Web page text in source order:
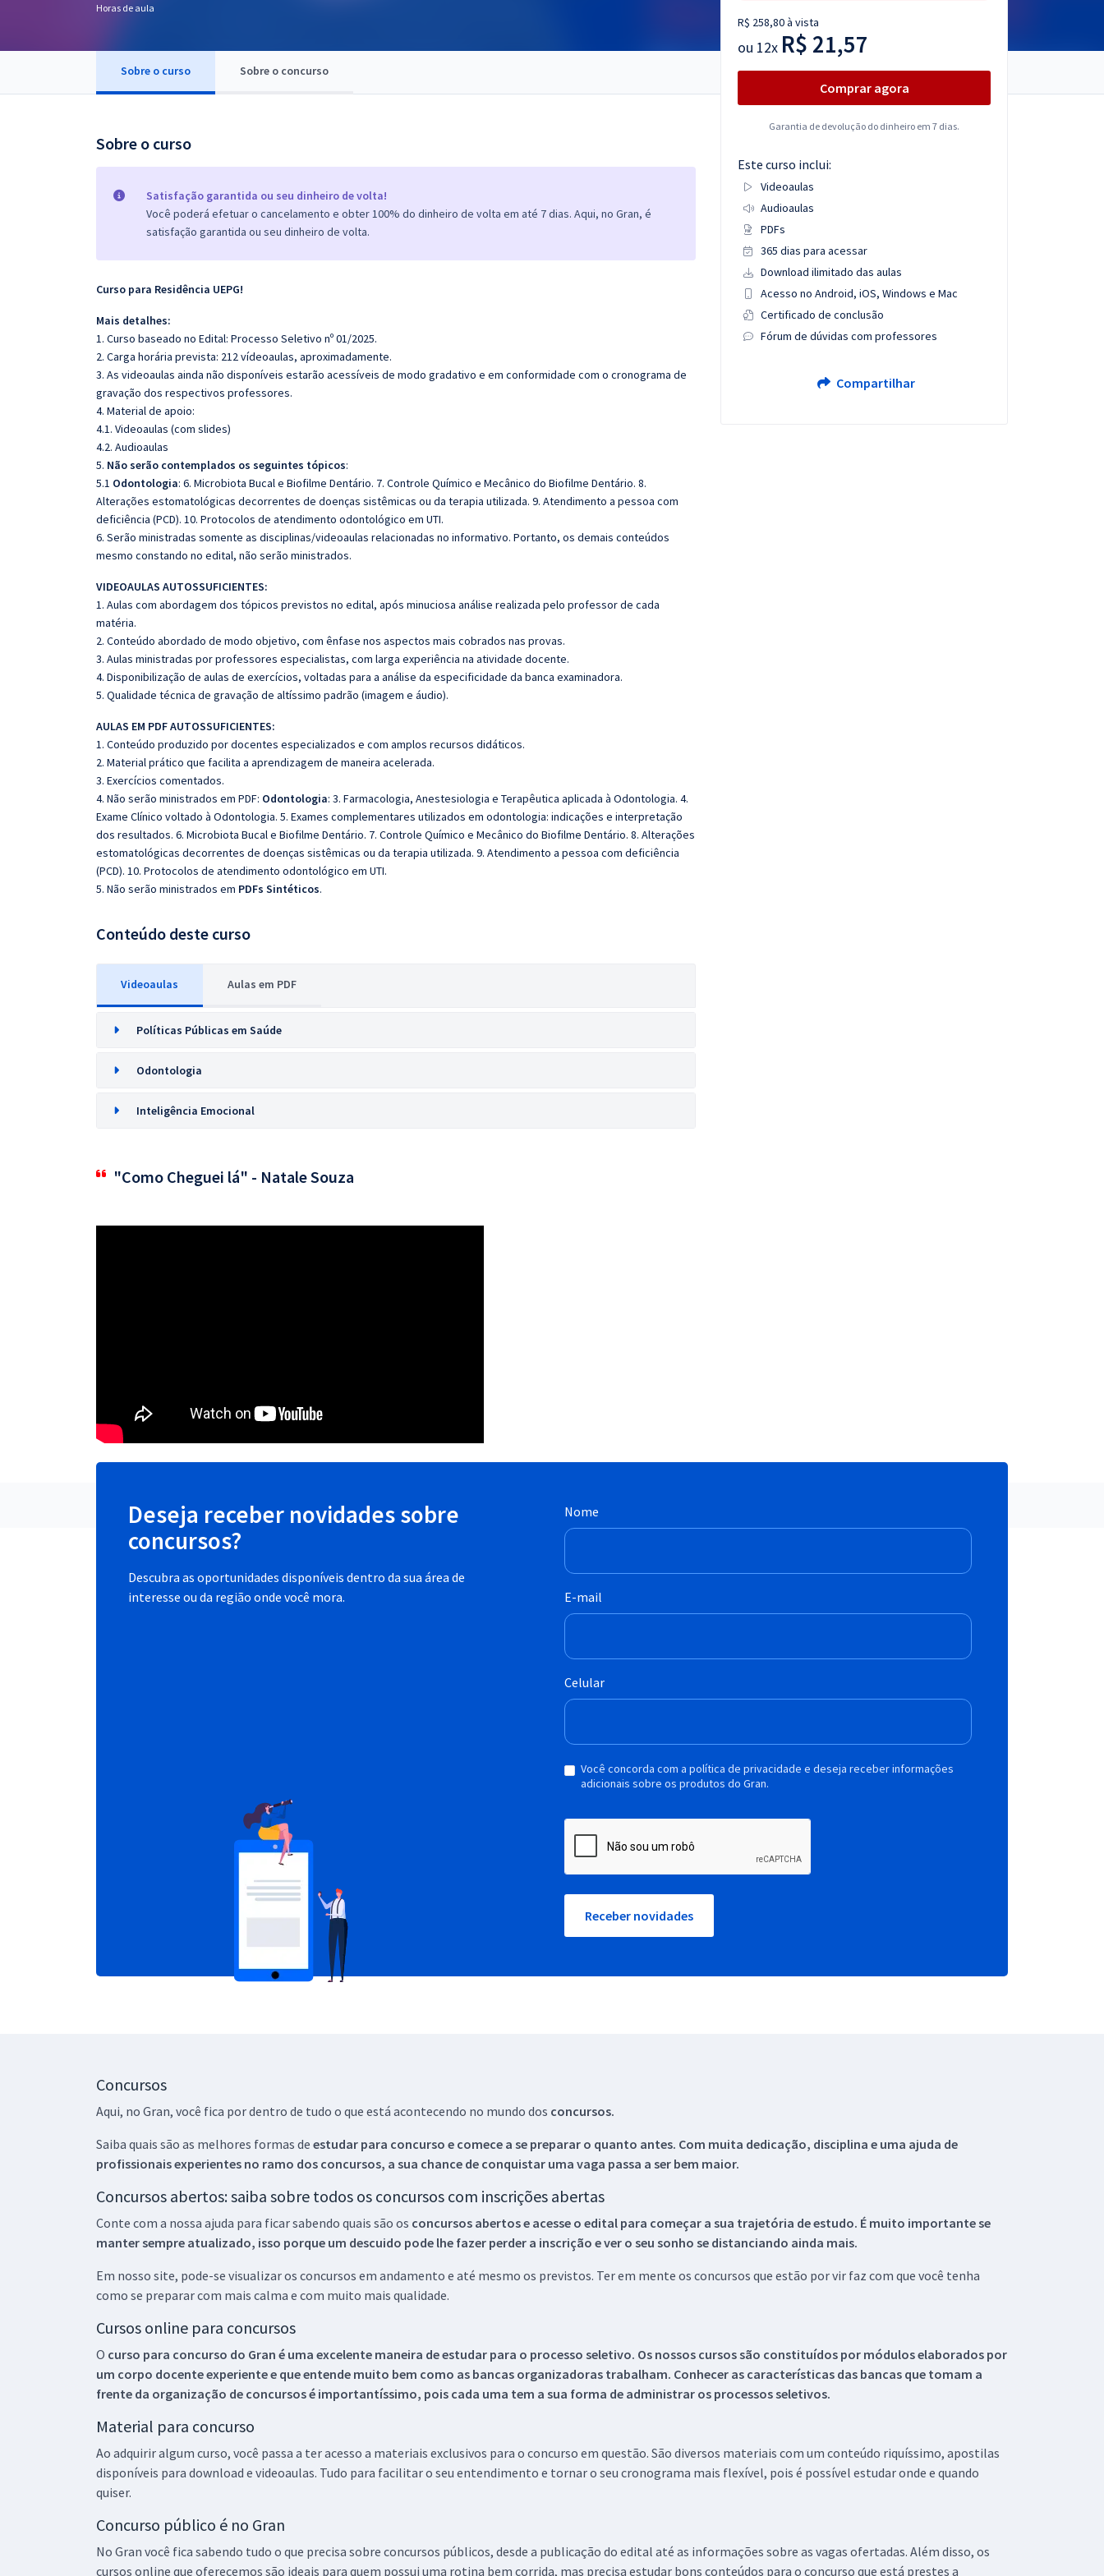
OAB
Questões grátis
Conteúdo gratuito
Horas de aula
Sobre o curso Sobre o concurso
Sobre o curso
Satisfação garantida ou seu dinheiro de volta!
Você poderá efetuar o cancelamento e obter 100% do dinheiro de volta em até 7 dias. Aqui, no Gran, é
satisfação garantida ou seu dinheiro de volta.
Curso para Residência UEPG!
Mais detalhes:
1. Curso baseado no Edital: Processo Seletivo nº 01/2025.
2. Carga horária prevista: 212 vídeoaulas, aproximadamente.
3. As videoaulas ainda não disponíveis estarão acessíveis de modo gradativo e em conformidade com o cronograma de
gravação dos respectivos professores.
4. Material de apoio:
4.1. Videoaulas (com slides)
4.2. Audioaulas
5. Não serão contemplados os seguintes tópicos:
5.1 Odontologia: 6. Microbiota Bucal e Biofilme Dentário. 7. Controle Químico e Mecânico do Biofilme Dentário. 8.
Alterações estomatológicas decorrentes de doenças sistêmicas ou da terapia utilizada. 9. Atendimento a pessoa com
deficiência (PCD). 10. Protocolos de atendimento odontológico em UTI.
6. Serão ministradas somente as disciplinas/videoaulas relacionadas no informativo. Portanto, os demais conteúdos
mesmo constando no edital, não serão ministrados.
VIDEOAULAS AUTOSSUFICIENTES:
1. Aulas com abordagem dos tópicos previstos no edital, após minuciosa análise realizada pelo professor de cada
matéria.
2. Conteúdo abordado de modo objetivo, com ênfase nos aspectos mais cobrados nas provas.
3. Aulas ministradas por professores especialistas, com larga experiência na atividade docente.
4. Disponibilização de aulas de exercícios, voltadas para a análise da especificidade da banca examinadora.
5. Qualidade técnica de gravação de altíssimo padrão (imagem e áudio).
AULAS EM PDF AUTOSSUFICIENTES:
1. Conteúdo produzido por docentes especializados e com amplos recursos didáticos.
2. Material prático que facilita a aprendizagem de maneira acelerada.
3. Exercícios comentados.
4. Não serão ministrados em PDF: Odontologia: 3. Farmacologia, Anestesiologia e Terapêutica aplicada à Odontologia. 4.
Exame Clínico voltado à Odontologia. 5. Exames complementares utilizados em odontologia: indicações e interpretação
dos resultados. 6. Microbiota Bucal e Biofilme Dentário. 7. Controle Químico e Mecânico do Biofilme Dentário. 8. Alterações
estomatológicas decorrentes de doenças sistêmicas ou da terapia utilizada. 9. Atendimento a pessoa com deficiência
(PCD). 10. Protocolos de atendimento odontológico em UTI.
5. Não serão ministrados em PDFs Sintéticos.
Conteúdo deste curso
Videoaulas Aulas em PDF
Políticas Públicas em Saúde
Odontologia
Inteligência Emocional
"Como Cheguei lá" - Natale Souza
R$ 258,80 à vista
ou 12x R$ 21,57
Comprar agora
Garantia de devolução do dinheiro em 7 dias.
Este curso inclui:
Videoaulas
Audioaulas
PDFs
365 dias para acessar
Download ilimitado das aulas
Acesso no Android, iOS, Windows e Mac
Certificado de conclusão
Fórum de dúvidas com professores
Compartilhar
Deseja receber novidades sobre
concursos?
Descubra as oportunidades disponíveis dentro da sua área de
interesse ou da região onde você mora.
Nome
E-mail
Celular
Você concorda com a política de privacidade e deseja receber informações
adicionais sobre os produtos do Gran.
Receber novidades
Concursos
Aqui, no Gran, você fica por dentro de tudo o que está acontecendo no mundo dos concursos.
Saiba quais são as melhores formas de estudar para concurso e comece a se preparar o quanto antes. Com muita dedicação, disciplina e uma ajuda de
profissionais experientes no ramo dos concursos, a sua chance de conquistar uma vaga passa a ser bem maior.
Concursos abertos: saiba sobre todos os concursos com inscrições abertas
Conte com a nossa ajuda para ficar sabendo quais são os concursos abertos e acesse o edital para começar a sua trajetória de estudo. É muito importante se
manter sempre atualizado, isso porque um descuido pode lhe fazer perder a inscrição e ver o seu sonho se distanciando ainda mais.
Em nosso site, pode-se visualizar os concursos em andamento e até mesmo os previstos. Ter em mente os concursos que estão por vir faz com que você tenha
como se preparar com mais calma e com muito mais qualidade.
Cursos online para concursos
O curso para concurso do Gran é uma excelente maneira de estudar para o processo seletivo. Os nossos cursos são constituídos por módulos elaborados por
um corpo docente experiente e que entende muito bem como as bancas organizadoras trabalham. Conhecer as características das bancas que tomam a
frente da organização de concursos é importantíssimo, pois cada uma tem a sua forma de administrar os processos seletivos.
Material para concurso
Ao adquirir algum curso, você passa a ter acesso a materiais exclusivos para o concurso em questão. São diversos materiais com um conteúdo riquíssimo, apostilas
disponíveis para download e videoaulas. Tudo para facilitar o seu entendimento e tornar o seu cronograma mais flexível, pois é possível estudar onde e quando
quiser.
Concurso público é no Gran
No Gran você fica sabendo tudo o que precisa sobre concursos públicos, desde a publicação do edital até as informações sobre as vagas ofertadas. Além disso, os
cursos online que oferecemos são ideais para quem possui uma rotina bem corrida, mas precisa estudar bons conteúdos para o concurso que está prestes a